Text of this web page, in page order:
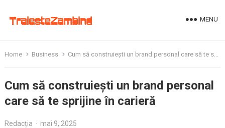
MENU
Home Business Cum să construiești un brand personal care să te sprijine în carieră
Cum să construiești un brand personal
care să te sprijine în carieră
Redacția · mai 9, 2025